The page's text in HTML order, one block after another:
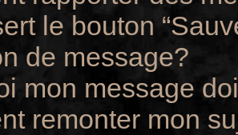
le bouton
de message?
mon message
remonter mon